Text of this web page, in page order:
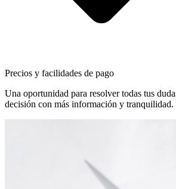
Precios y facilidades de pago
Una oportunidad para resolver todas tus
decisión con más información y tranquilidad.